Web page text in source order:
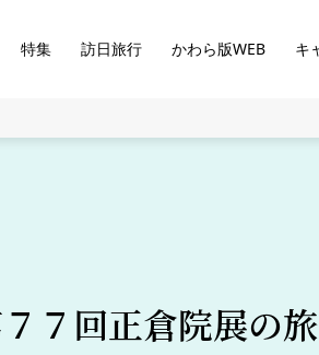
特集 訪日旅行 かわら版WEB
キ
７回正倉院展の